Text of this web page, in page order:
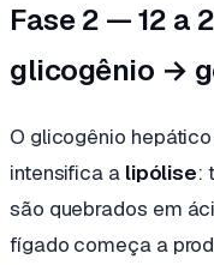
Fase 2 — 12 a
glicogênio →
O glicogênio
intensifica a lipólise:
são quebrados em
fígado começa a